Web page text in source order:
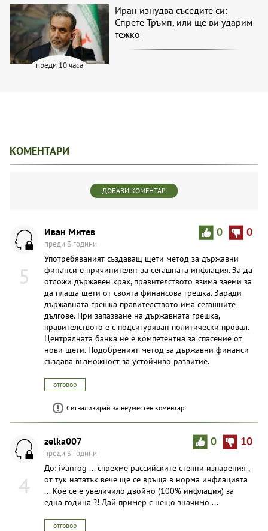
преди 10 часа
Иран изнудва съседите си:
Спрете Тръмп, или ще ви ударим
тежко
КОМЕНТАРИ
ДОБАВИ КОМЕНТАР
5
0 0
Иван Митев
преди 3 години
Употребяваният създаващ щети метод за държавни
финанси е причинителят за сегашната инфлация. За да
отложи държавен крах, правителството взима заеми за
да плаща щети от своята финансова грешка. Заради
държавната грешка правителството има сегашните
дългове. При запазване на държавната грешка,
правителството е с подсигуряван политически провал.
Централната банка не е компетентна за спасение от
нови щети. Подобреният метод за държавни финанси
създава възможност за устойчиво развитие.
отговор
Сигнализирай за неуместен коментар
4
0 10
zelka007
преди 3 години
До: ivanrog ... спрехме рассийските степни изпарения ,
от тук нататък вече ще се връща в норма инфлацията
... Кое се е увеличило двойно (100% инфлация) за
една година ?! Дай пример с нещо значимо ...
отговор